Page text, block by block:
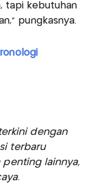
tapi kebutuhan
pungkasnya.
dengan
terbaru
penting lainnya,